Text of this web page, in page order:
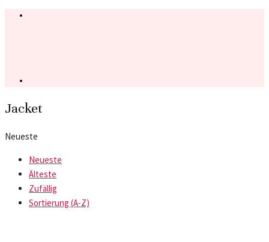
Jacket
Neueste
Neueste
Älteste
Zufällig
Sortierung (A-Z)